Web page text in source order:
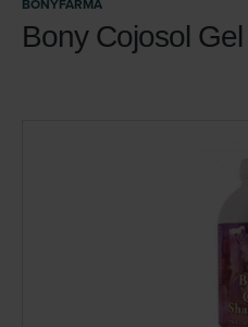
BONYFARMA
Bony Cojosol